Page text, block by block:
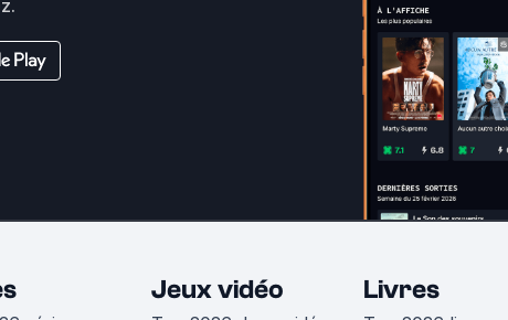
Jeux vidéo Livres